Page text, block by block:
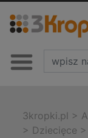
3kropki.pl >
> Dziecięce >